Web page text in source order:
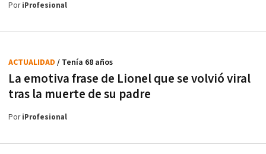
PoriProfesional
La emotiva frase de Lionel que se volvió viral
tras la muerte de su padre
ACTUALIDAD / Tenía 68 años
PoriProfesional